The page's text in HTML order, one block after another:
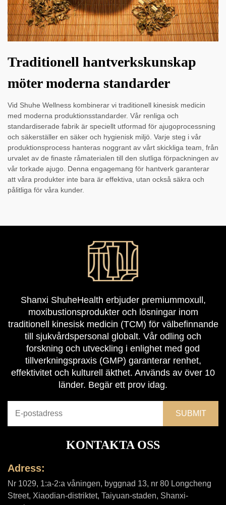
Traditionell hantverkskunskap
möter moderna standarder
Vid Shuhe Wellness kombinerar vi traditionell kinesisk medicin
med moderna produktionsstandarder. Vår renliga och
standardiserade fabrik är speciellt utformad för ajugoprocessning
och säkerställer en säker och hygienisk miljö. Varje steg i vår
produktionsprocess hanteras noggrant av vårt skickliga team, från
urvalet av de finaste råmaterialen till den slutliga förpackningen av
vår torkade ajugo. Denna engagemang för hantverk garanterar
att våra produkter inte bara är effektiva, utan också säkra och
pålitliga för våra kunder.
Shanxi ShuheHealth erbjuder premiummoxull,
moxibustionsprodukter och lösningar inom
traditionell kinesisk medicin (TCM) för välbefinnande
till sjukvårdspersonal globalt. Vår odling och
forskning och utveckling i enlighet med god
tillverkningspraxis (GMP) garanterar renhet,
effektivitet och kulturell äkthet. Används av över 10
länder. Begär ett prov idag.
KONTAKTA OSS
Adress:
Nr 1029, 1:a-2:a våningen, byggnad 13, nr 80 Longcheng
Street, Xiaodian-distriktet, Taiyuan-staden, Shanxi-